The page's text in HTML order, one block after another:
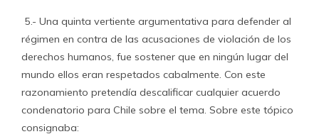
5.- Una quinta vertiente argumentativa para defender al
régimen en contra de las acusaciones de violación de los
derechos humanos, fue sostener que en ningún lugar del
mundo ellos eran respetados cabalmente. Con este
razonamiento pretendía descalificar cualquier acuerdo
condenatorio para Chile sobre el tema. Sobre este tópico
consignaba: